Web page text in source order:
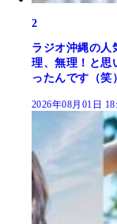
2
ラジオ沖縄の人
理、無理！と思
ったんです（笑
2026年08月01日